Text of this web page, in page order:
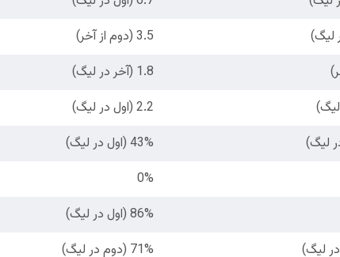
3.5 (دوم از آخر)
1.8 (آخر در لیگ)
2.2 (اول در لیگ)
43% (اول در لیگ)
0%
86% (اول در لیگ)
71% (دوم در لیگ)